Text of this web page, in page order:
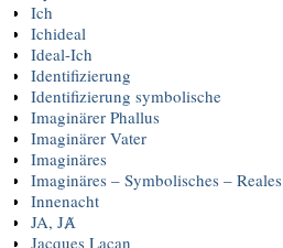
Ich
Ichideal
Ideal-Ich
Identifizierung
Identifizierung symbolische
Imaginärer Phallus
Imaginärer Vater
Imaginäres
Imaginäres – Symbolisches – Reales
Innenacht
JA, JȺ
Jacques Lacan